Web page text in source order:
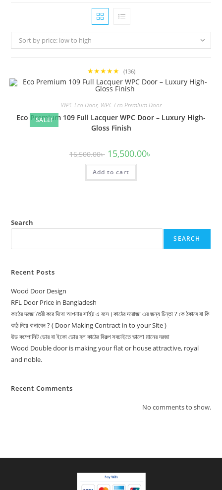
Sort by price: low to high
★★★★★ (136)
SALE!
WPC Eco Door, WPC Eco Premium Door
Eco Premium 109 Full Lacquer WPC Door – Luxury High-
Gloss Finish
16,500.00৳ Original
price
was:
16,500.00৳ .
15,500.00৳
Add to cart
Search
SEARCH
Recent Posts
Wood Door Design
RFL Door Price in Bangladesh
কাঠের দরজা তৈরী করে দিবো আপনার সাইট এ বসে।কাঠের দরোজা এর জন্য চিন্তা ? কে ঠকাবে বা কি
কাঠ দিয়ে বানাবেন ? ( Door Making Contract in to your Site )
উড কম্পোসিট ডোর বা ইকো ডোর হল কাঠের বিকল্প সবচাইতে ভালো মানের দরজা
Wood Double door is making your flat or house attractive, royal
and noble.
Recent Comments
No comments to show.